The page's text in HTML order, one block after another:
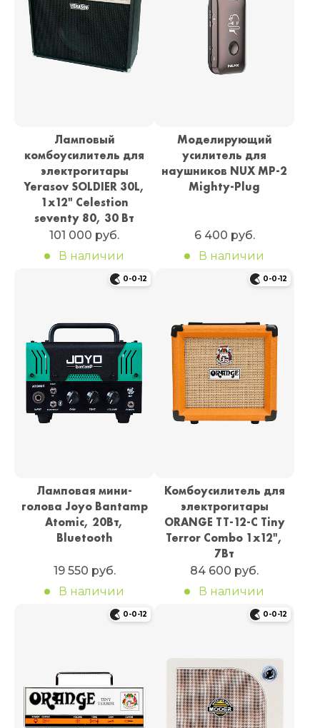
Ламповый
комбоусилитель для
электрогитары
Yerasov SOLDIER 30L,
1x12" Celestion
seventy 80, 30 Вт
101 000 руб.
В наличии
Моделирующий
усилитель для
наушников NUX MP-2
Mighty-Plug
6 400 руб.
В наличии
0-0-12
Ламповая мини-
голова Joyo Bantamp
Atomic, 20Вт,
Bluetooth
19 550 руб.
В наличии
0-0-12
Комбоусилитель для
электрогитары
ORANGE TT-12-C Tiny
Terror Combo 1х12",
7Вт
84 600 руб.
В наличии
0-0-12 0-0-12